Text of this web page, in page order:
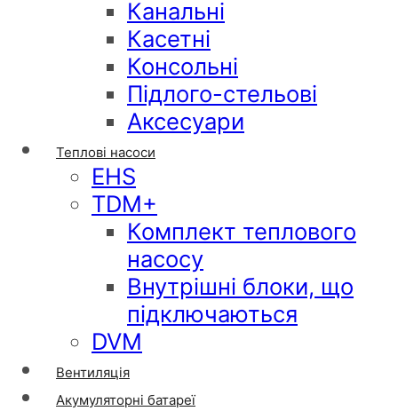
Канальні
Касетні
Консольні
Підлого-стельові
Аксесуари
Теплові насоси
EHS
TDM+
Комплект теплового
насосу
Внутрішні блоки, що
підключаються
DVM
Вентиляція
Акумуляторні батареї